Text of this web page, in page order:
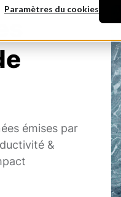
Paramètres du cookies
émises par
&